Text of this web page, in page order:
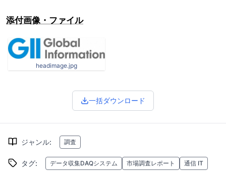
添付画像・ファイル
headimage.jpg
一括ダウンロード
ジャンル: 調査
タグ: データ収集DAQシステム 市場調査レポート 通信 IT